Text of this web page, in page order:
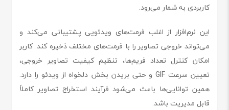
کاربردی به شمار می‌رود.
این نرم‌افزار از اغلب فرمت‌های ویدئویی پشتیبانی می‌کند و
می‌تواند خروجی تصاویر را با فرمت‌های مختلف ذخیره کند. کاربر
امکان کنترل تعداد فریم‌ها، تنظیم کیفیت تصاویر خروجی،
تعیین سرعت GIF و حتی بریدن بخش دلخواه از ویدئو را دارد.
همین توانایی‌ها باعث می‌شود فرآیند استخراج تصاویر کاملاً
قابل مدیریت باشد.